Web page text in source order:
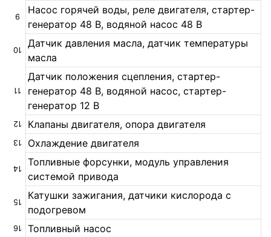
9
Насос горячей воды, реле двигателя, стартер-
генератор 48 В, водяной насос 48 В
10
Датчик давления масла, датчик температуры
масла
11
Датчик положения сцепления, стартер-
генератор 48 В, водяной насос, стартер-
генератор 12 В
12 Клапаны двигателя, опора двигателя
13 Охлаждение двигателя
14
Топливные форсунки, модуль управления
системой привода
15
Катушки зажигания, датчики кислорода с
подогревом
16 Топливный насос